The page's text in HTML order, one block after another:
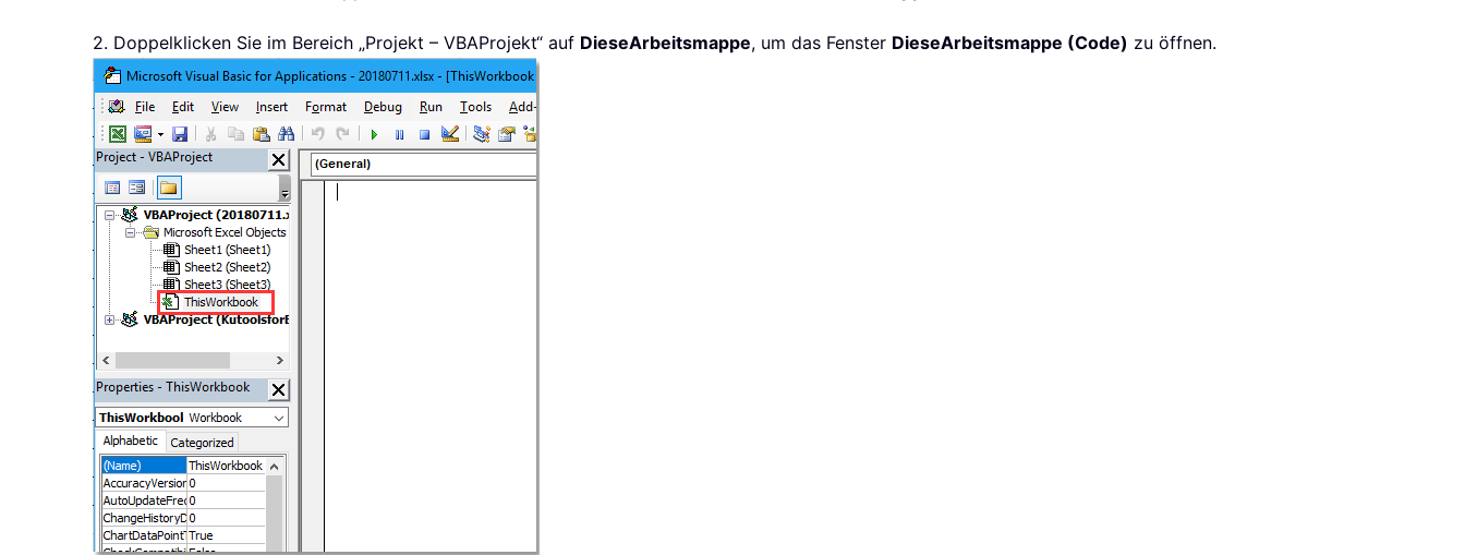
2. Doppelklicken Sie im Bereich „Projekt – VBAProjekt“ auf DieseArbeitsmappe, um das Fenster DieseArbeitsmappe (Code) zu öffnen.